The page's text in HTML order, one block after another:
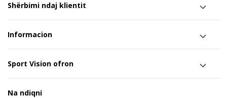
Shërbimi ndaj klientit
Informacion
Sport Vision ofron
Na ndiqni